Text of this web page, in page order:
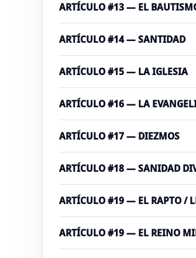
ARTÍCULO #13 — EL
ARTÍCULO #14 — SANTIDAD
ARTÍCULO #15 — LA IGLESIA
ARTÍCULO #16 — LA
ARTÍCULO #17 — DIEZMOS
ARTÍCULO #18 — SANIDAD
ARTÍCULO #19 — EL RAPTO /
ARTÍCULO #19 — EL REINO